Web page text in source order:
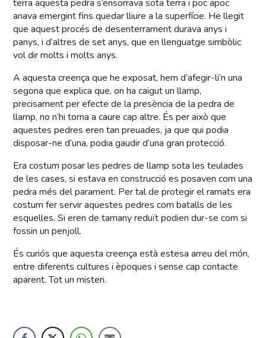
terra aquesta pedra s’ensorrava sota terra i poc apoc
anava emergint fins quedar lliure a la superfície. He llegit
que aquest procés de desenterrament durava anys i
panys, i d’altres de set anys, que en llenguatge simbòlic
vol dir molts i molts anys.
A aquesta creença que he exposat, hem d’afegir-li’n una
segona que explica que, on ha caigut un llamp,
precisament per efecte de la presència de la pedra de
llamp, no n’hi torna a caure cap altre. És per això que
aquestes pedres eren tan preuades, ja que qui podia
disposar-ne d’una, podia gaudir d’una gran protecció.
Era costum posar les pedres de llamp sota les teulades
de les cases, si estava en construcció es posaven com una
pedra més del parament. Per tal de protegir el ramats era
costum fer servir aquestes pedres com batalls de les
esquelles. Si eren de tamany reduït podien dur-se com si
fossin un penjoll.
És curiós que aquesta creença està estesa arreu del món,
entre diferents cultures i èpoques i sense cap contacte
aparent. Tot un misteri.